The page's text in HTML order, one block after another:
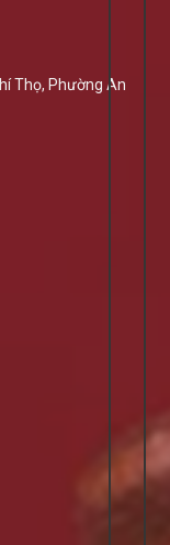
Thọ, Phường An